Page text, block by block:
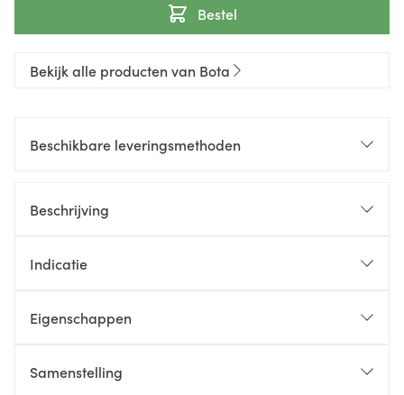
Bestel
Bekijk alle producten van Bota
Beschikbare leveringsmethoden
Beschrijving
Indicatie
Eigenschappen
Samenstelling